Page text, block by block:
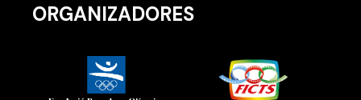
ORGANIZADORES